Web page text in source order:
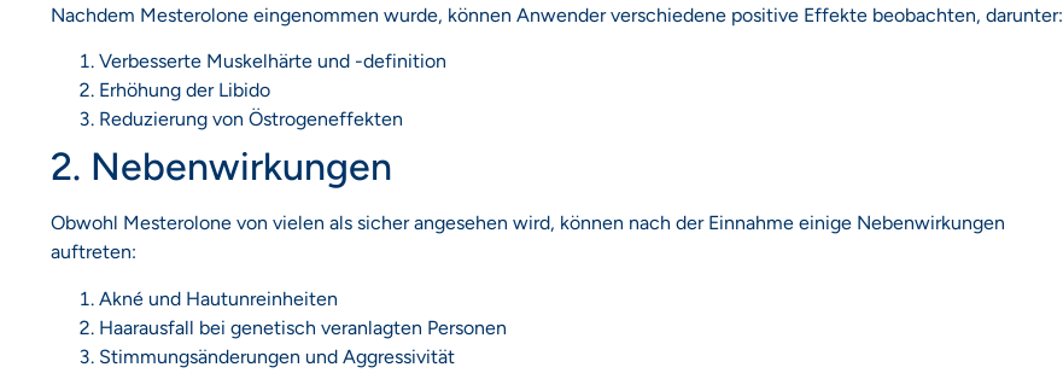
Nachdem Mesterolone eingenommen wurde, können Anwender verschiedene positive Effekte beobachten, darunter:
Verbesserte Muskelhärte und -definition
Erhöhung der Libido
Reduzierung von Östrogeneffekten
2. Nebenwirkungen
Obwohl Mesterolone von vielen als sicher angesehen wird, können nach der Einnahme einige Nebenwirkungen
auftreten:
Akné und Hautunreinheiten
Haarausfall bei genetisch veranlagten Personen
Stimmungsänderungen und Aggressivität